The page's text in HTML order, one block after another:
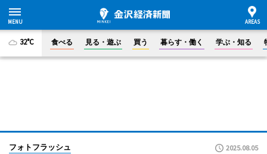
32°C 食べる 見る・遊ぶ 買う 暮らす・働く 学ぶ・知る
フォトフラッシュ 2025.08.05